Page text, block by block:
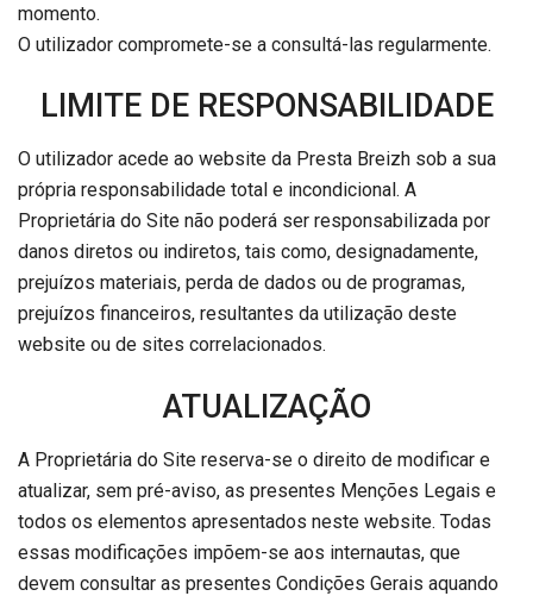
momento.
O utilizador compromete-se a consultá-las regularmente.
LIMITE DE RESPONSABILIDADE
O utilizador acede ao website da Presta Breizh sob a sua
própria responsabilidade total e incondicional. A
Proprietária do Site não poderá ser responsabilizada por
danos diretos ou indiretos, tais como, designadamente,
prejuízos materiais, perda de dados ou de programas,
prejuízos financeiros, resultantes da utilização deste
website ou de sites correlacionados.
ATUALIZAÇÃO
A Proprietária do Site reserva-se o direito de modificar e
atualizar, sem pré-aviso, as presentes Menções Legais e
todos os elementos apresentados neste website. Todas
essas modificações impõem-se aos internautas, que
devem consultar as presentes Condições Gerais aquando